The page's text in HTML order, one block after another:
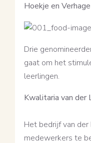
Hoekje en
Drie
gaat om het
leerlingen.
Kwalitaria van der
Het bedrijf van
medewerkers te